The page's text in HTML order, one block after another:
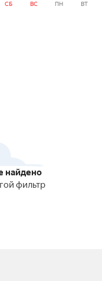
СБ ВС ПН ВТ
найдено
фильтр